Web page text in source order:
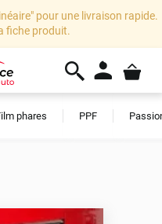
pour une livraison rapide.
fiche produit.
phares PPF